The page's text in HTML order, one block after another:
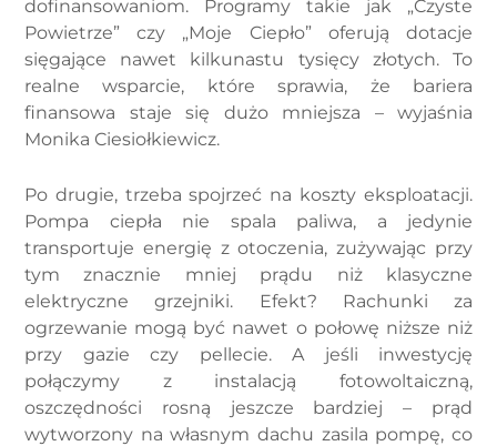
dofinansowaniom. Programy takie jak „Czyste
Powietrze” czy „Moje Ciepło” oferują dotacje
sięgające nawet kilkunastu tysięcy złotych. To
realne wsparcie, które sprawia, że bariera
finansowa staje się dużo mniejsza – wyjaśnia
Monika Ciesiołkiewicz.
Po drugie, trzeba spojrzeć na koszty eksploatacji.
Pompa ciepła nie spala paliwa, a jedynie
transportuje energię z otoczenia, zużywając przy
tym znacznie mniej prądu niż klasyczne
elektryczne grzejniki. Efekt? Rachunki za
ogrzewanie mogą być nawet o połowę niższe niż
przy gazie czy pellecie. A jeśli inwestycję
połączymy z instalacją fotowoltaiczną,
oszczędności rosną jeszcze bardziej – prąd
wytworzony na własnym dachu zasila pompę, co